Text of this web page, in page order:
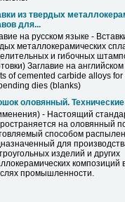
из твердых
для...
на русском языке -
металлокерамических
и гибочных
Заглавие на
of cemented carbide alloys
dies (blanks)
оловянный.
- Настоящий
на оловянный
способом
для
изделий и других
композиций
промышленности.